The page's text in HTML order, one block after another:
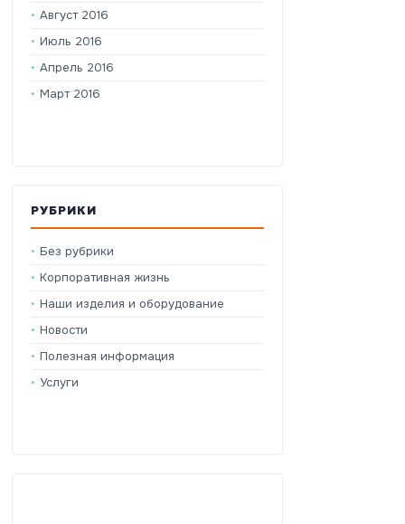
Август 2016
Июль 2016
Апрель 2016
Март 2016
РУБРИКИ
Без рубрики
Корпоративная жизнь
Наши изделия и оборудование
Новости
Полезная информация
Услуги